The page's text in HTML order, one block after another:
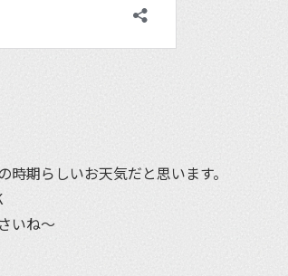
期らしいお天気だと思います。
いね〜